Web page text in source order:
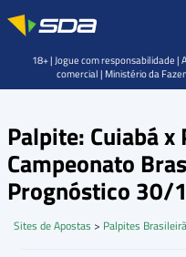
Palpite: Cuiabá
Campeonato
Prognóstico 30/
Sites de Apostas > Palpites
18+ | Jogue com responsabilidade |
comercial | Ministério da